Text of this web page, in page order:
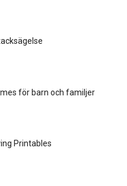
för barn och familjer
Printables